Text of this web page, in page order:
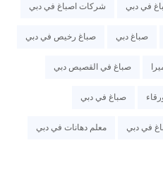
في دبي شركات اصباغ في دبي
صباغ دبي صباغ رخيص في دبي
صباغ في القصيص دبي
صباغ في دبي
في دبي معلم دهانات في دبي